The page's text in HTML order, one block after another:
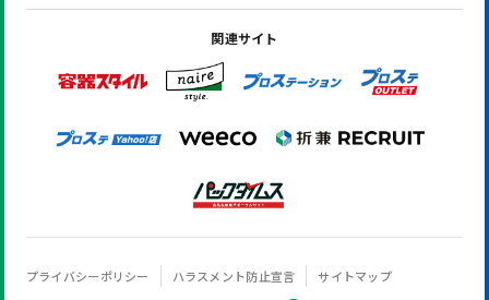
関連サイト
プライバシーポリシー ハラスメント防止宣言 サイトマップ